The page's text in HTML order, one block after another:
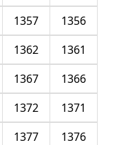
1356
1357
1361
1362
1366
1367
1371
1372
1376
1377